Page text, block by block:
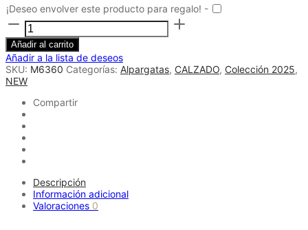
¡Deseo envolver este producto para regalo! -
Alpargata
mary
jane
esparto
verde
cantidad
Añadir al carrito
Añadir a la lista de deseos
SKU: M6360 Categorías: Alpargatas, CALZADO, Colección 2025,
NEW
Compartir
Descripción
Información adicional
Valoraciones 0